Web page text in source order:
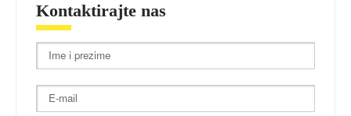
Kontaktirajte nas